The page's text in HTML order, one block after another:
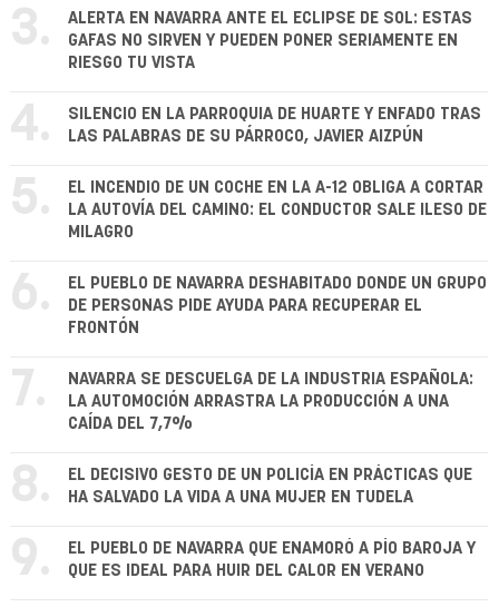
3.
ALERTA EN NAVARRA ANTE EL ECLIPSE DE SOL: ESTAS
GAFAS NO SIRVEN Y PUEDEN PONER SERIAMENTE EN
RIESGO TU VISTA
4.
SILENCIO EN LA PARROQUIA DE HUARTE Y ENFADO TRAS
LAS PALABRAS DE SU PÁRROCO, JAVIER AIZPÚN
5.
EL INCENDIO DE UN COCHE EN LA A-12 OBLIGA A CORTAR
LA AUTOVÍA DEL CAMINO: EL CONDUCTOR SALE ILESO DE
MILAGRO
6.
EL PUEBLO DE NAVARRA DESHABITADO DONDE UN GRUPO
DE PERSONAS PIDE AYUDA PARA RECUPERAR EL
FRONTÓN
7.
NAVARRA SE DESCUELGA DE LA INDUSTRIA ESPAÑOLA:
LA AUTOMOCIÓN ARRASTRA LA PRODUCCIÓN A UNA
CAÍDA DEL 7,7%
8.
EL DECISIVO GESTO DE UN POLICÍA EN PRÁCTICAS QUE
HA SALVADO LA VIDA A UNA MUJER EN TUDELA
9.
EL PUEBLO DE NAVARRA QUE ENAMORÓ A PÍO BAROJA Y
QUE ES IDEAL PARA HUIR DEL CALOR EN VERANO